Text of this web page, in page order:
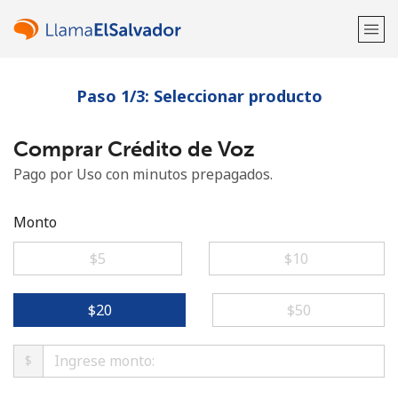
¡Bienvenido!
¿Ya tienes una cuenta?Inicia sesión →
Paso 1/3: Seleccionar producto
Comprar Crédito de Voz
Pago por Uso con minutos prepagados.
Monto
⁦$5⁩
⁦$10⁩
⁦$20⁩ ⁦$50⁩
$